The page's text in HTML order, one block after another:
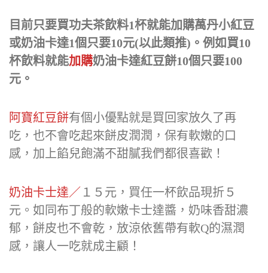
目前只要買功夫茶飲料1杯就能加購萬丹小紅豆
或奶油卡達1個只要10元(以此類推)。例如買10
杯飲料就能加購奶油卡達紅豆餅10個只要100
元。
阿寶紅豆餅有個小優點就是買回家放久了再
吃，也不會吃起來餅皮潤潤，保有軟嫩的口
感，加上餡兒飽滿不甜膩我們都很喜歡！
奶油卡士達／ １５元，買任一杯飲品現折５
元。如同布丁般的軟嫩卡士達醬，奶味香甜濃
郁，餅皮也不會乾，放涼依舊帶有軟Q的濕潤
感，讓人一吃就成主顧！